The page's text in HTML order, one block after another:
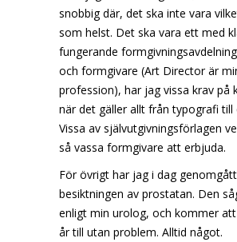
snobbig där, det ska inte vara
som helst. Det ska vara ett med
fungerande
och formgivare (Art Director är
profession), har jag vissa krav på
när det gäller allt från typografi till
Vissa av självutgivningsförlagen
så vassa formgivare att erbjuda.
För övrigt har jag i dag
besiktningen av prostatan. Den
enligt min urolog, och kommer
år till utan problem. Alltid något.